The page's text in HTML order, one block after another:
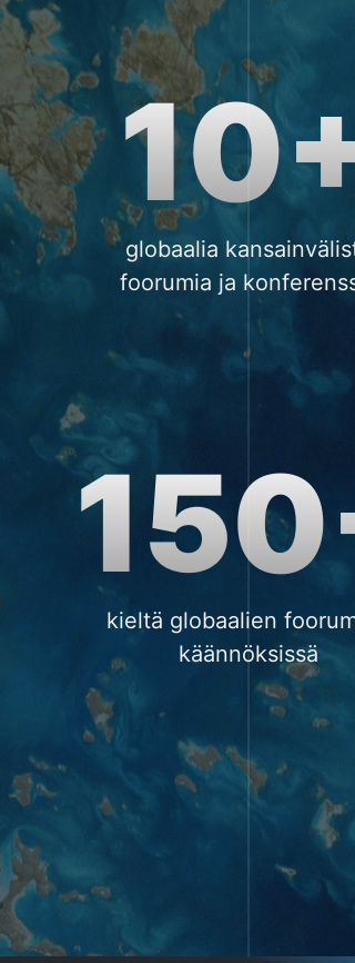
globaalia
foorumia ja
kieltä globaalien
käännöksissä